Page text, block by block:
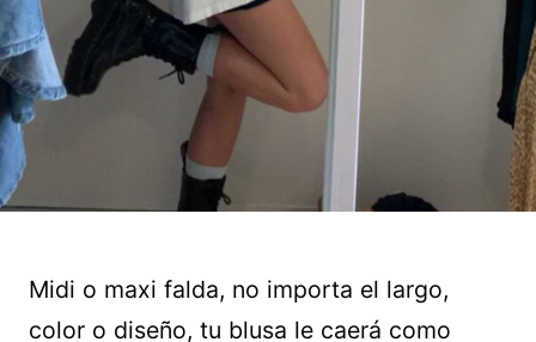
Midi o maxi falda, no importa el largo,
color o diseño, tu blusa le caerá como